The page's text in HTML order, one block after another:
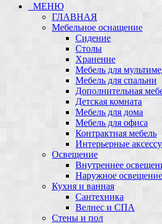
МЕНЮ
ГЛАВНАЯ
Мебельное оснащение
Сидение
Столы
Хранение
Мебель для
Мебель для спальни
Дополнительная
Детская комната
Мебель для дома
Мебель для офиса
Контрактная мебель
Интерьерные
Освещение
Внутреннее
Наружное освещение
Кухня и ванная
Сантехника
Велнес и СПА
Стены и пол